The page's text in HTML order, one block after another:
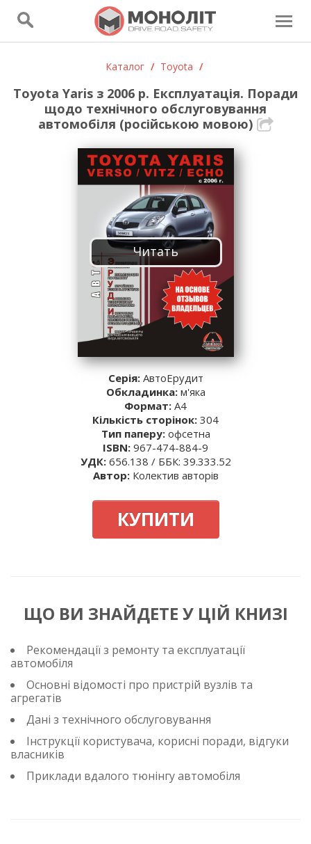
Каталог / Toyota /
Toyota Yaris з 2006 р. Експлуатація. Поради
щодо технічного обслуговування
автомобіля (російською мовою)
Читать
Серія:АвтоЕрудит
Обкладинка:м'яка
Формат: A4
Кількість сторінок: 304
Тип паперу:офсетна
ISBN: 967-474-884-9
УДК:656.138 / ББК: 39.333.52
Автор:Колектив авторів
КУПИТИ
ЩО ВИ ЗНАЙДЕТЕ У ЦІЙ КНИЗІ
Рекомендації з ремонту та експлуатації
автомобіля
Основні відомості про пристрій вузлів та
агрегатів
Дані з технічного обслуговування
Інструкції користувача, корисні поради, відгуки
власників
Приклади вдалого тюнінгу автомобіля